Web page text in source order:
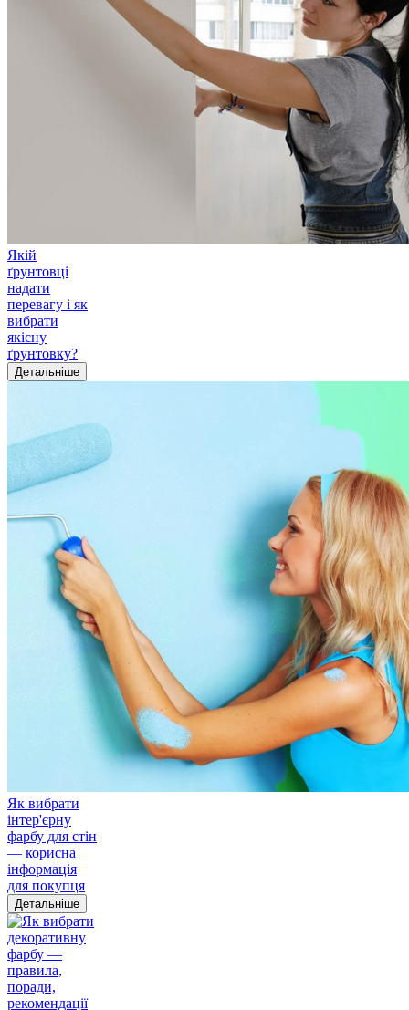
Якій
ґрунтовці
надати
перевагу і як
вибрати
якісну
ґрунтовку?
Детальніше
Як вибрати
інтер'єрну
фарбу для стін
— корисна
інформація
для покупця
Детальніше